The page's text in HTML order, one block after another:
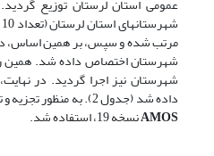
عمومی استان لرستان توزیع گردید.
مرتب شده و سپس، بر همین اساس،
شهرستان اختصاص داده شد. همین
داده شد (جدول 2). به منظور تجزیه‌ و تحلیل داده‌ها از نرم‌افزار
AMOSنسخه 19، استفاده شد.